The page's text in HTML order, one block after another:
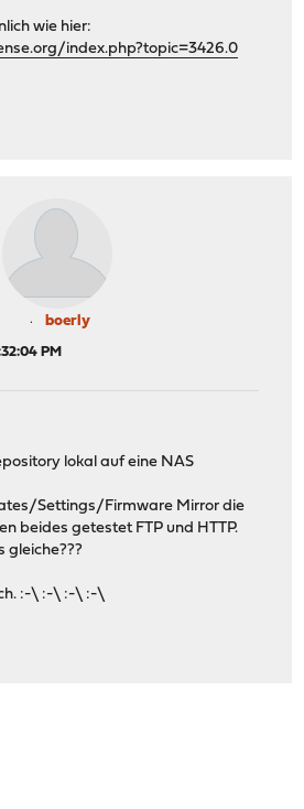
wie hier:
index.php?topic=3426.0
boerly
PM
lokal auf eine NAS
Settings/Firmware Mirror die
beides getestet FTP und HTTP.
gleiche???
:-\ :-\ :-\ :-\